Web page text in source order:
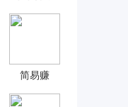
简易赚